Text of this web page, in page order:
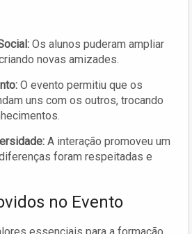
Os alunos puderam ampliar
novas amizades.
O evento permitiu que os
uns com os outros, trocando
A interação promoveu um
foram respeitadas e
no Evento
essenciais para a formação